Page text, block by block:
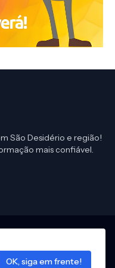
São Desidério e região!
mais confiável.
de Privacidade
site
OK, siga em frente!